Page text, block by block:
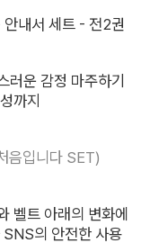
내서 세트 - 전2권
러운 감정 마주하기
까지
음입니다 SET)
벨트 아래의 변화에
SNS의 안전한 사용